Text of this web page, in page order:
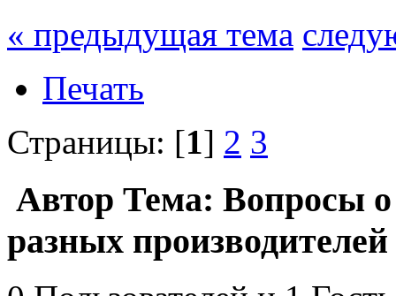
« предыдущая тема
Печать
Страницы: [1] 2 3
Автор Тема: Вопросы о
разных